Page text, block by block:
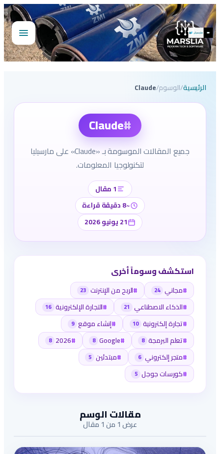
تخطى
إلى
المحتوى فتح
الرئيسية/الوسوم/
Claude
#
Claude
جميع المقالات الموسومة بـ «Claude» على مارسيليا
لتكنولوجيا المعلومات.
1 مقال
~8 دقيقة قراءة
21 يونيو 2026
استكشف وسوماً أخرى
#مجاني 24
#الربح من الإنترنت 23
#الذكاء الاصطناعي 21
#التجارة الإلكترونية 16
#تجارة إلكترونية 10
#إنشاء موقع 9
#تعلم البرمجة 8
#
Google
8
#
2026
8
#متجر إلكتروني 6
#مبتدئين 5
#كورسات جوجل 5
مقالات الوسم
عرض 1 من 1 مقال